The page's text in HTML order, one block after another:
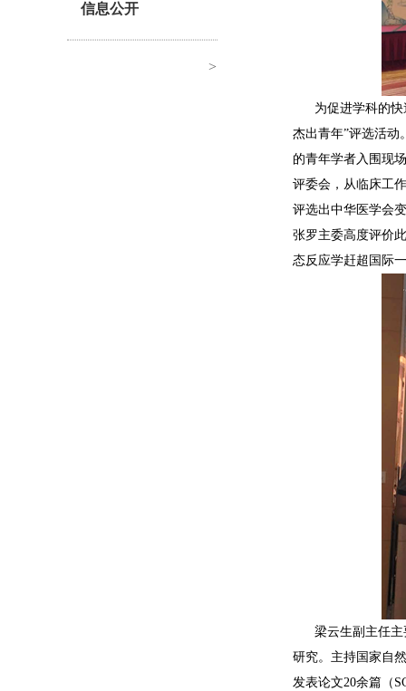
信息公开
>
为促进学科的
杰出青年”评选活动
的青年学者入围现
评委会，从临床工
评选出中华医学会
张罗主委高度评价
态反应学赶超国际
梁云生副主任
研究。主持国家自
发表论文20余篇（